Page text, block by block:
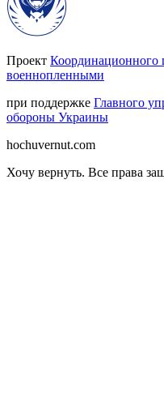
Проект Координационного
военнопленными
при поддержке Главного
обороны Украины
hochuvernut.com
Хочу вернуть. Все права